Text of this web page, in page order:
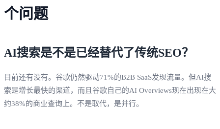
个问题
AI搜索是不是已经替代了传统SEO？
目前还有没有。谷歌仍然驱动71%的B2B SaaS发现流量。但AI搜
索是增长最快的渠道，而且谷歌自己的AI Overviews现在出现在大
约38%的商业查询上。不是取代，是并行。